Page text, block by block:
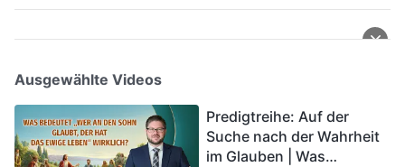
Ausgewählte Videos
Predigtreihe: Auf der
Suche nach der Wahrheit
im Glauben | Was